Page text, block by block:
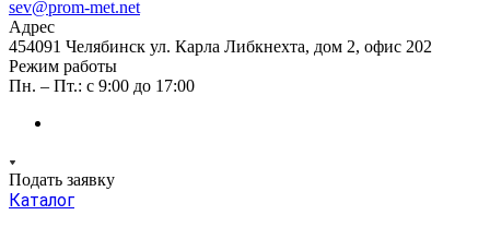
sev@prom-met.net
Адрес
454091 Челябинск ул. Карла Либкнехта, дом 2, офис 202
Режим работы
Пн. – Пт.: с 9:00 до 17:00
Подать заявку
Каталог